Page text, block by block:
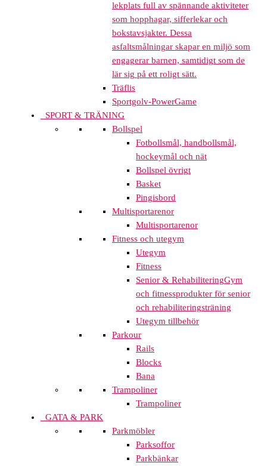
lekplats full av spännande aktiviteter
som hopphagar, sifferlekar och
bokstavsjakter. Dessa
asfaltsmålningar skapar en miljö som
engagerar barnen, samtidigt som de
lär sig på ett roligt sätt.
Träflis
Sportgolv-PowerGame
SPORT & TRÄNING
Bollspel
Fotbollsmål, handbollsmål,
hockeymål och nät
Bollspel övrigt
Basket
Pingisbord
Multisportarenor
Multisportarenor
Fitness och utegym
Utegym
Fitness
Senior & RehabiliteringGym
och fitnessprodukter för senior
och rehabiliteringsträning
Utegym tillbehör
Parkour
Rails
Blocks
Bana
Trampoliner
Trampoliner
GATA & PARK
Parkmöbler
Parksoffor
Parkbänkar